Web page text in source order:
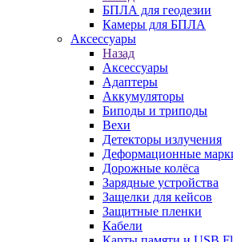
БПЛА для геодезии
Камеры для БПЛА
Аксессуары
Назад
Аксессуары
Адаптеры
Аккумуляторы
Биподы и триподы
Вехи
Детекторы излучения
Деформационные
Дорожные колёса
Зарядные устройства
Защелки для кейсов
Защитные пленки
Кабели